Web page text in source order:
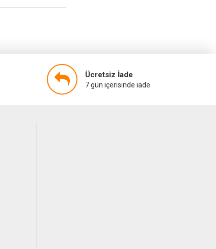
Ücretsiz İade
7 gün içerisinde iade